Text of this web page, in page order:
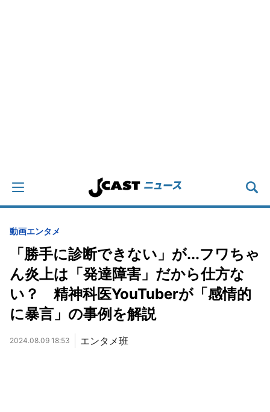
動画エンタメ
「勝手に診断できない」が...フワちゃ
ん炎上は「発達障害」だから仕方な
い？ 精神科医YouTuberが「感情的
に暴言」の事例を解説
2024.08.09 18:53 エンタメ班